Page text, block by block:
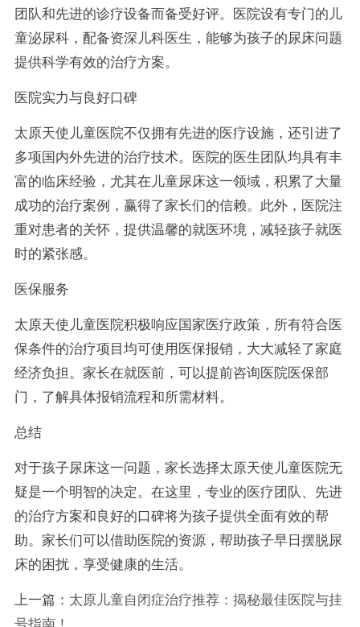
团队和先进的诊疗设备而备受好评。医院设有专门的儿
童泌尿科，配备资深儿科医生，能够为孩子的尿床问题
提供科学有效的治疗方案。
医院实力与良好口碑
太原天使儿童医院不仅拥有先进的医疗设施，还引进了
多项国内外先进的治疗技术。医院的医生团队均具有丰
富的临床经验，尤其在儿童尿床这一领域，积累了大量
成功的治疗案例，赢得了家长们的信赖。此外，医院注
重对患者的关怀，提供温馨的就医环境，减轻孩子就医
时的紧张感。
医保服务
太原天使儿童医院积极响应国家医疗政策，所有符合医
保条件的治疗项目均可使用医保报销，大大减轻了家庭
经济负担。家长在就医前，可以提前咨询医院医保部
门，了解具体报销流程和所需材料。
总结
对于孩子尿床这一问题，家长选择太原天使儿童医院无
疑是一个明智的决定。在这里，专业的医疗团队、先进
的治疗方案和良好的口碑将为孩子提供全面有效的帮
助。家长们可以借助医院的资源，帮助孩子早日摆脱尿
床的困扰，享受健康的生活。
上一篇： 太原儿童自闭症治疗推荐：揭秘最佳医院与挂
号指南！